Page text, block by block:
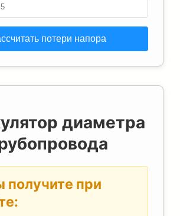
диаметра
получите при